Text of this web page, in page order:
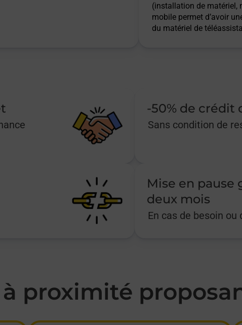
(installation de matériel,
mobile permet d’avoir
du matériel de
-50% de crédit
Sans condition de
Mise en
deux mois
En cas de besoin ou
proximité